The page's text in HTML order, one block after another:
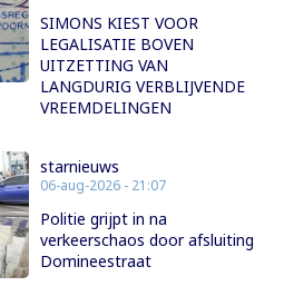
SIMONS KIEST VOOR
LEGALISATIE BOVEN
UITZETTING VAN
LANGDURIG VERBLIJVENDE
VREEMDELINGEN
starnieuws
06-aug-2026 - 21:07
Politie grijpt in na
verkeerschaos door afsluiting
Domineestraat